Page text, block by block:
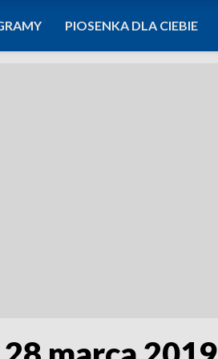
PIOSENKA DLA CIEBIE